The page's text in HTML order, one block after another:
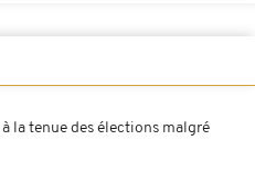
la tenue des élections malgré